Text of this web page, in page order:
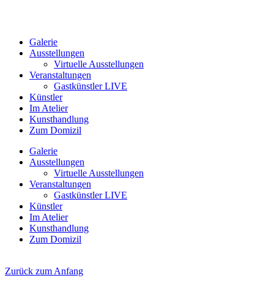
Galerie
Ausstellungen
Virtuelle Ausstellungen
Veranstaltungen
Gastkünstler LIVE
Künstler
Im Atelier
Kunsthandlung
Zum Domizil
Galerie
Ausstellungen
Virtuelle Ausstellungen
Veranstaltungen
Gastkünstler LIVE
Künstler
Im Atelier
Kunsthandlung
Zum Domizil
Zurück zum Anfang